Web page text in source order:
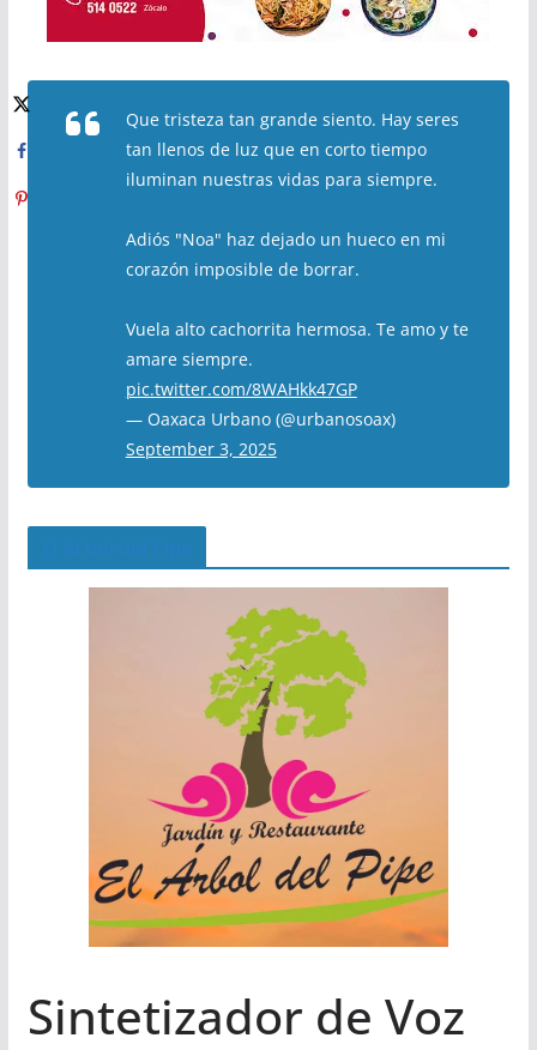
Que tristeza tan grande siento. Hay seres
tan llenos de luz que en corto tiempo
iluminan nuestras vidas para siempre.
Adiós "Noa" haz dejado un hueco en mi
corazón imposible de borrar.
Vuela alto cachorrita hermosa. Te amo y te
amare siempre.
pic.twitter.com/8WAHkk47GP
— Oaxaca Urbano (@urbanosoax)
September 3, 2025
Sintetizador de Voz